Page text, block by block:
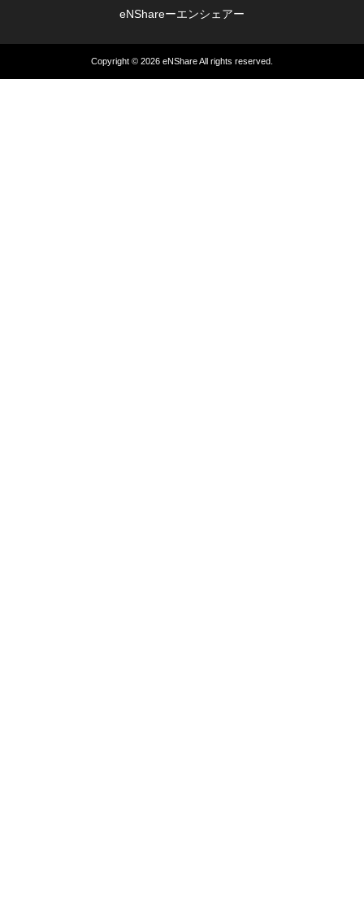
eNShareーエンシェアー
Copyright © 2026 eNShareAll rights reserved.